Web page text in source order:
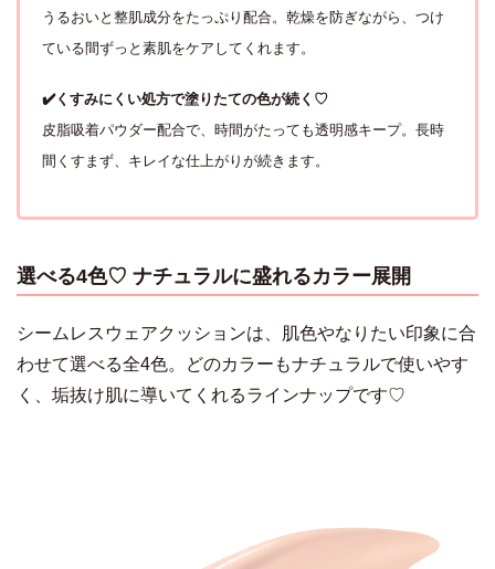
うるおいと整肌成分をたっぷり配合。乾燥を防ぎながら、つけ
ている間ずっと素肌をケアしてくれます。
✔️くすみにくい処方で塗りたての色が続く♡
皮脂吸着パウダー配合で、時間がたっても透明感キープ。長時
間くすまず、キレイな仕上がりが続きます。
選べる4色♡ ナチュラルに盛れるカラー展開
シームレスウェアクッションは、肌色やなりたい印象に合
わせて選べる全4色。どのカラーもナチュラルで使いやす
く、垢抜け肌に導いてくれるラインナップです♡